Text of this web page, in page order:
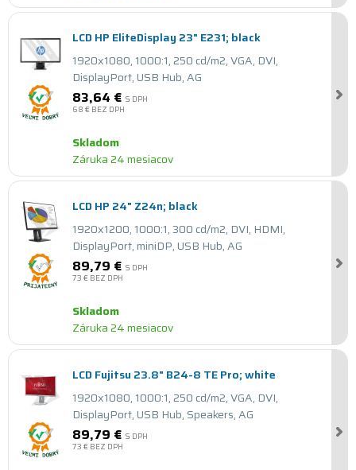
LCD HP EliteDisplay 23" E231; black
1920x1080, 1000:1, 250 cd/m2, VGA, DVI,
DisplayPort, USB Hub, AG
83,64 € S DPH
68 € BEZ DPH
Skladom
Záruka 24 mesiacov
LCD HP 24" Z24n; black
1920x1200, 1000:1, 300 cd/m2, DVI, HDMI,
DisplayPort, miniDP, USB Hub, AG
89,79 € S DPH
73 € BEZ DPH
Skladom
Záruka 24 mesiacov
LCD Fujitsu 23.8" B24-8 TE Pro; white
1920x1080, 1000:1, 250 cd/m2, VGA, DVI,
DisplayPort, USB Hub, Speakers, AG
89,79 € S DPH
73 € BEZ DPH